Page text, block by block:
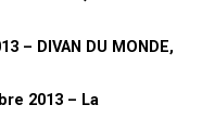
– DIVAN DU MONDE,
2013 – La